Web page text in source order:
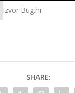
Izvor:Bug.hr
SHARE: